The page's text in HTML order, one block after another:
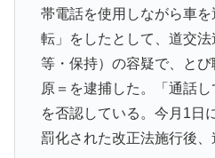
帯電話を使用しながら車
転」をしたとして、道交
等・保持）の容疑で、と
原＝を逮捕した。「通話
を否認している。今月1日
罰化された改正法施行後、